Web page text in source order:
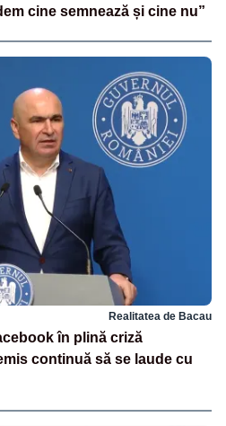
cine semnează și cine nu”
Realitatea de Bacau
în plină criză
continuă să se laude cu